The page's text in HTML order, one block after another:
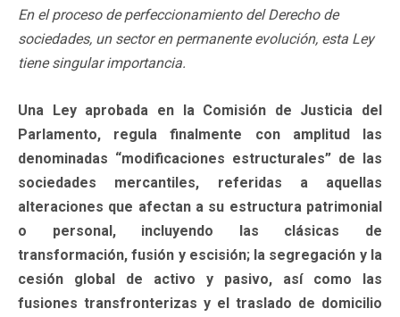
En el proceso de perfeccionamiento del Derecho de
sociedades, un sector en permanente evolución, esta Ley
tiene singular importancia.
Una Ley aprobada en la Comisión de Justicia del
Parlamento, regula finalmente con amplitud las
denominadas “modificaciones estructurales” de las
sociedades mercantiles, referidas a aquellas
alteraciones que afectan a su estructura patrimonial
o personal, incluyendo las clásicas de
transformación, fusión y escisión; la segregación y la
cesión global de activo y pasivo, así como las
fusiones transfronterizas y el traslado de domicilio